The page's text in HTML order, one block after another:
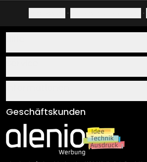
· ·
Über uns
Klebe- und Montageanleitungen
Newsletter An-/Abmeldung
Sendungsverfolgung
AGB
Impressum
Versand & Zahlung
Rücksendung
Geschäftskunden